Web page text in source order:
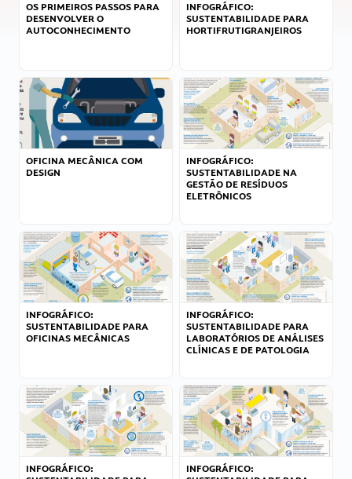
OS PRIMEIROS PASSOS PARA
DESENVOLVER O
AUTOCONHECIMENTO
INFOGRÁFICO:
SUSTENTABILIDADE PARA
HORTIFRUTIGRANJEIROS
OFICINA MECÂNICA COM
DESIGN
INFOGRÁFICO:
SUSTENTABILIDADE NA
GESTÃO DE RESÍDUOS
ELETRÔNICOS
INFOGRÁFICO:
SUSTENTABILIDADE PARA
OFICINAS MECÂNICAS
INFOGRÁFICO:
SUSTENTABILIDADE PARA
LABORATÓRIOS DE ANÁLISES
CLÍNICAS E DE PATOLOGIA
INFOGRÁFICO:
INFOGRÁFICO: